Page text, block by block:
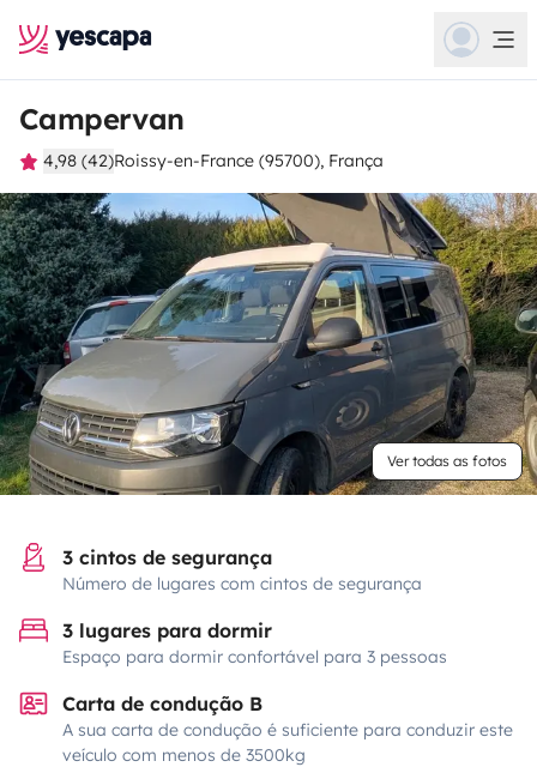
Campervan
4,98 (42)Roissy-en-France (95700), França
Ver todas as fotos
3 cintos de segurança
Número de lugares com cintos de segurança
3 lugares para dormir
Espaço para dormir confortável para 3 pessoas
Carta de condução B
A sua carta de condução é suficiente para conduzir este
veículo com menos de 3500kg